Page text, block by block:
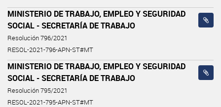
MINISTERIO DE TRABAJO, EMPLEO Y SEGURIDAD
SOCIAL - SECRETARÍA DE TRABAJO
Resolución 796/2021
RESOL-2021-796-APN-ST#MT
MINISTERIO DE TRABAJO, EMPLEO Y SEGURIDAD
SOCIAL - SECRETARÍA DE TRABAJO
Resolución 795/2021
RESOL-2021-795-APN-ST#MT